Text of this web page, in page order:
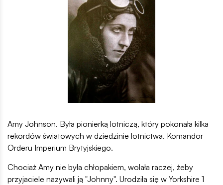
Amy Johnson. Była pionierką lotniczą, który pokonała kilka
rekordów światowych w dziedzinie lotnictwa. Komandor
Orderu Imperium Brytyjskiego.
Chociaż Amy nie była chłopakiem, wolała raczej, żeby
przyjaciele nazywali ją "Johnny". Urodziła się w Yorkshire 1